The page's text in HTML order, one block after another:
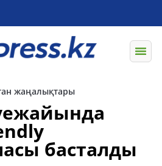
жаңалықтары
басталды